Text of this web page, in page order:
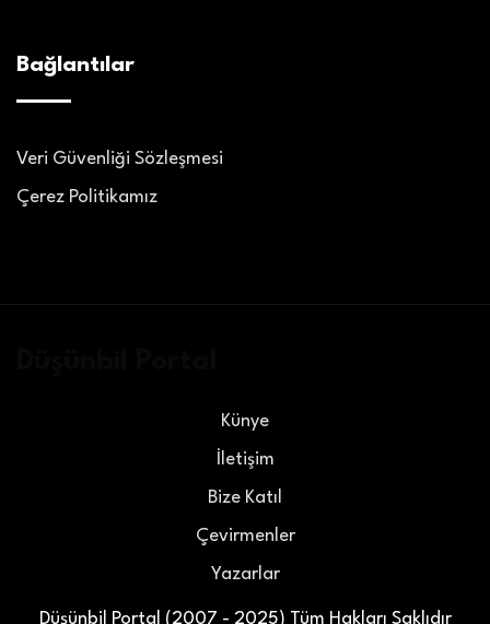
Bağlantılar
Veri Güvenliği Sözleşmesi
Çerez Politikamız
Düşünbil Portal (2007 - 2025) Tüm Hakları Saklıdır
Künye
İletişim
Bize Katıl
Çevirmenler
Yazarlar